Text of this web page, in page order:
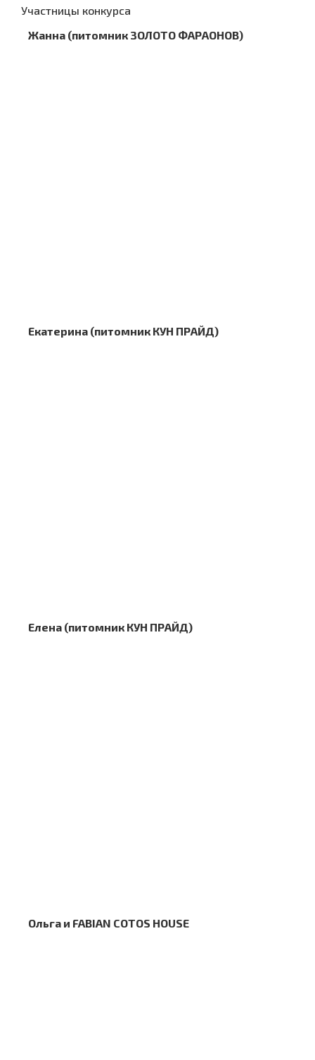
Участницы конкурса
Жанна (питомник ЗОЛОТО ФАРАОНОВ)
Екатерина (питомник КУН ПРАЙД)
Елена (питомник КУН ПРАЙД)
Ольга и FABIAN COTOS HOUSE